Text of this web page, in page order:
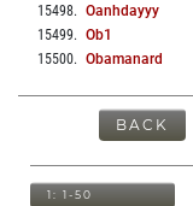
15498. Oanhdayyy
15499. Ob1
15500. Obamanard
BACK
1: 1-50